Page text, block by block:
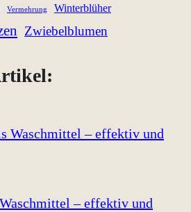
Vermehrung Winterblüher
Zwiebelblumen
– effektiv und